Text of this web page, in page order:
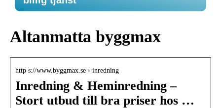
Altanmatta byggmax
http s://www.byggmax.se › inredning
Inredning & Heminredning –
Stort utbud till bra priser hos …